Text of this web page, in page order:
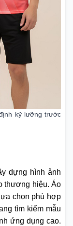
kỹ lưỡng trước
dựng hình ảnh
thương hiệu. Áo
chọn phù hợp
tìm kiếm mẫu
ứng dụng cao.